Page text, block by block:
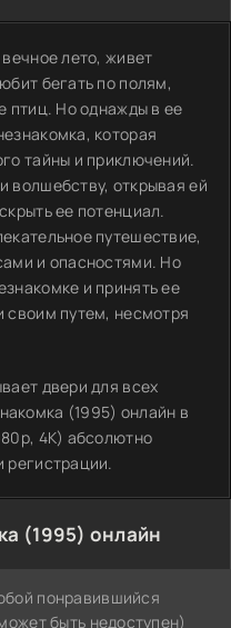
лето, живет
бегать по полям,
птиц. Но однажды в ее
которая
тайны и приключений.
волшебству, открывая ей
ее потенциал.
путешествие,
и опасностями. Но
и принять ее
путем, несмотря
двери для всех
(1995) онлайн в
4K) абсолютно
регистрации.
(1995) онлайн
понравившийся
быть недоступен)